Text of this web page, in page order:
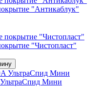
"Антикаблук"
"Чистопласт"
Мини